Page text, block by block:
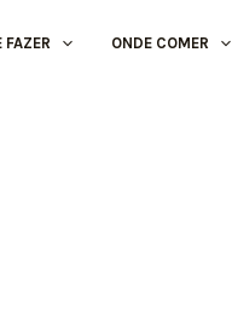
FAZER ONDE COMER